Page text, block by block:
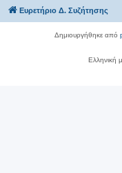
Ευρετήριο Δ. Συζήτησης
Δημιουργήθηκε από
Ελληνική